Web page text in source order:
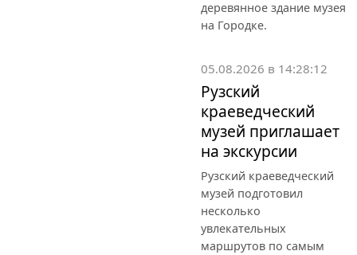
деревянное здание музея
на Городке.
05.08.2026 в 14:28:12
Рузский
краеведческий
музей приглашает
на экскурсии
Рузский краеведческий
музей подготовил
несколько
увлекательных
маршрутов по самым